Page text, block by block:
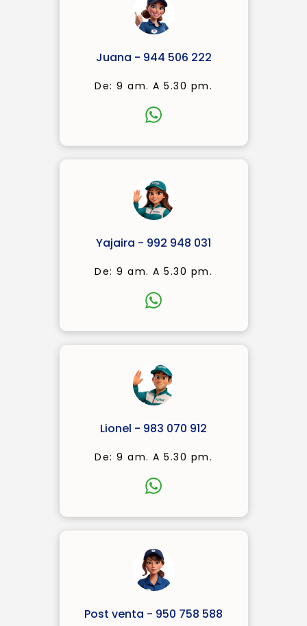
Juana - 944 506 222
De: 9 am. A 5.30 pm.
Yajaira - 992 948 031
De: 9 am. A 5.30 pm.
Lionel - 983 070 912
De: 9 am. A 5.30 pm.
Post venta - 950 758 588